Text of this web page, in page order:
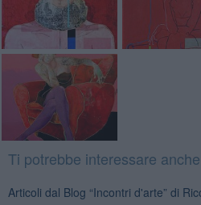
Ti potrebbe interessare
Articoli dal Blog “Incontri d'arte” di